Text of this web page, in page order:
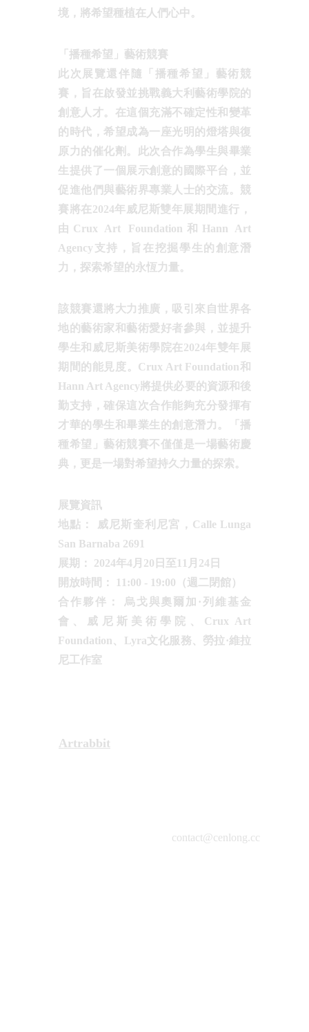
境，將希望種植在人們心中。
「播種希望」藝術競賽
此次展覽還伴隨「播種希望」藝術競
賽，旨在啟發並挑戰義大利藝術學院的
創意人才。在這個充滿不確定性和變革
的時代，希望成為一座光明的燈塔與復
原力的催化劑。此次合作為學生與畢業
生提供了一個展示創意的國際平台，並
促進他們與藝術界專業人士的交流。競
賽將在2024年威尼斯雙年展期間進行，
由Crux Art Foundation和Hann Art
Agency支持，旨在挖掘學生的創意潛
力，探索希望的永恆力量。
該競賽還將大力推廣，吸引來自世界各
地的藝術家和藝術愛好者參與，並提升
學生和威尼斯美術學院在2024年雙年展
期間的能見度。Crux Art Foundation和
Hann Art Agency將提供必要的資源和後
勤支持，確保這次合作能夠充分發揮有
才華的學生和畢業生的創意潛力。「播
種希望」藝術競賽不僅僅是一場藝術慶
典，更是一場對希望持久力量的探索。
展覽資訊
地點： 威尼斯奎利尼宮，Calle Lunga
San Barnaba 2691
展期： 2024年4月20日至11月24日
開放時間： 11:00 - 19:00（週二閉館）
合作夥伴： 烏戈與奧爾加·列維基金
會、威尼斯美術學院、Crux Art
Foundation、Lyra文化服務、勞拉·維拉
尼工作室
Artrabbit
contact@cenlong.cc